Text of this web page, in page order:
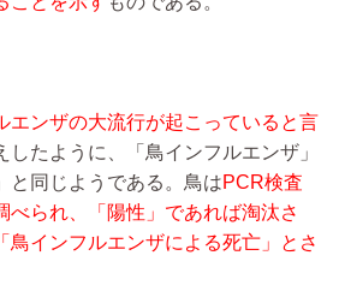
エンザの大流行が起こっていると言
したように、「鳥インフルエンザ」
と同じようである。鳥はPCR検査
べられ、「陽性」であれば淘汰さ
鳥インフルエンザによる死亡」とさ